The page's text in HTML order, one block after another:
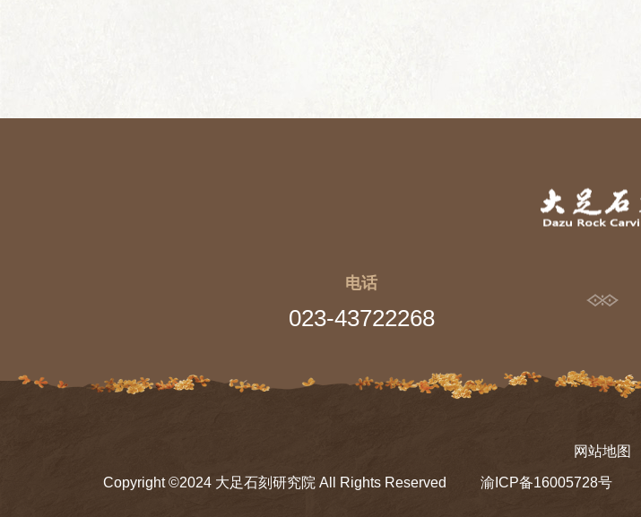
电话
023-43722268
网站地图
Copyright ©2024 大足石刻研究院 All Rights Reserved 渝ICP备16005728号